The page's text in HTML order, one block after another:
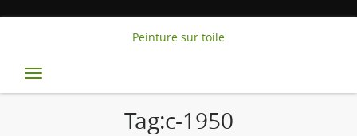
Peinture sur toile
Toggle
navigation
Tag:c-1950